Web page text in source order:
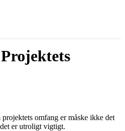
omfang er måske ikke det
er utroligt vigtigt.